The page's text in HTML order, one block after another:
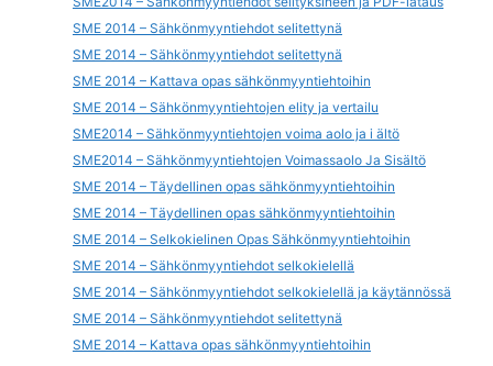
SME 2014 – Sähkönmyyntiehdot selitettynä
SME 2014 – Sähkönmyyntiehdot selitettynä
SME 2014 – Kattava opas sähkönmyyntiehtoihin
SME 2014 – Sähkönmyyntiehtojen elity ja vertailu
SME2014 – Sähkönmyyntiehtojen voima aolo ja i ältö
SME2014 – Sähkönmyyntiehtojen Voimassaolo Ja Sisältö
SME 2014 – Täydellinen opas sähkönmyyntiehtoihin
SME 2014 – Täydellinen opas sähkönmyyntiehtoihin
SME 2014 – Selkokielinen Opas Sähkönmyyntiehtoihin
SME 2014 – Sähkönmyyntiehdot selkokielellä
SME 2014 – Sähkönmyyntiehdot selkokielellä ja käytännössä
SME 2014 – Sähkönmyyntiehdot selitettynä
SME 2014 – Kattava opas sähkönmyyntiehtoihin